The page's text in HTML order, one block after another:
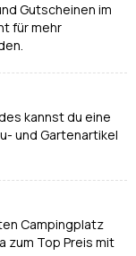
Gutscheinen im
für mehr
kannst du eine
und Gartenartikel
Campingplatz
zum Top Preis mit